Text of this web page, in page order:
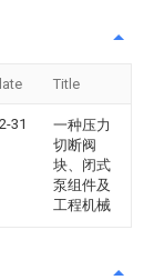
Title
31
一种压力
切断阀
块、闭式
泵组件及
工程机械